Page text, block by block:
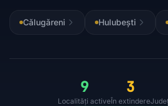
Călugăreni Hulubești
9
Localități active
3
În extindere